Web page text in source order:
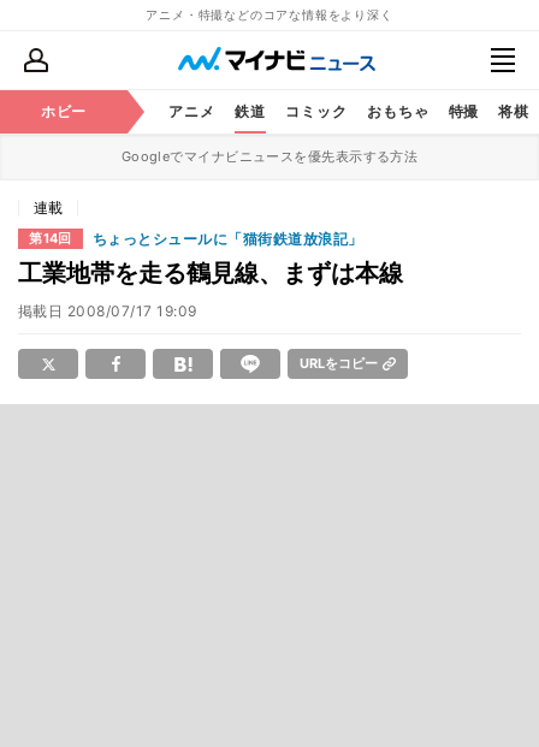
アニメ・特撮などのコアな情報をより深く
ホビー アニメ 鉄道 コミック おもちゃ 特撮 将棋
Googleでマイナビニュースを優先表示する方法
連載
第14回 ちょっとシュールに「猫街鉄道放浪記」
工業地帯を走る鶴見線、まずは本線
掲載日 2008/07/17 19:09
URLをコピー